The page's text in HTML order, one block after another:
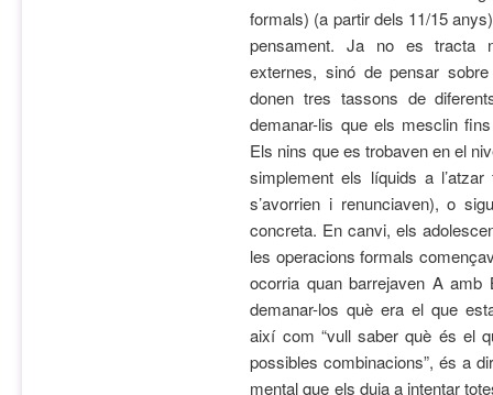
formals) (a partir dels 11/15
pensament. Ja no es tracta
externes, sinó de pensar
donen tres tassons de
demanar-lis que els mesclin
Els nins que es trobaven en el
simplement els líquids a
s’avorrien i renunciaven), o
concreta. En canvi, els
les operacions formals
ocorria quan barrejaven A
demanar-los què era el que
així com “vull saber què és el
possibles combinacions”, és a
mental que els duia a intentar